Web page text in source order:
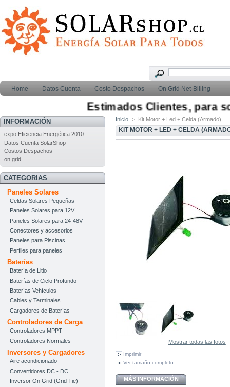
Home Datos Cuenta Costo Despachos On Grid Net-Billing
Estimados Clientes, para
INFORMACIÓN
expo Eficiencia Energética 2010
Datos Cuenta SolarShop
Costos Despachos
on grid
CATEGORIAS
Paneles Solares
Celdas Solares Pequeñas
Paneles Solares para 12V
Paneles Solares para 24-48V
Conectores y accesorios
Paneles para Piscinas
Perfiles para paneles
Baterías
Batería de Litio
Baterías de Ciclo Profundo
Baterías Vehículos
Cables y Terminales
Cargadores de Baterías
Controladores de Carga
Controladores MPPT
Controladores Normales
Inversores y Cargadores
Aire acondicionado
Convertidores DC - DC
Inversor On Grid (Grid Tie)
Inicio > Kit Motor + Led + Celda (Armado)
KIT MOTOR + LED + CELDA
Mostrar todas las fotos
Imprimir
Ver tamaño completo
MÁS INFORMACIÓN